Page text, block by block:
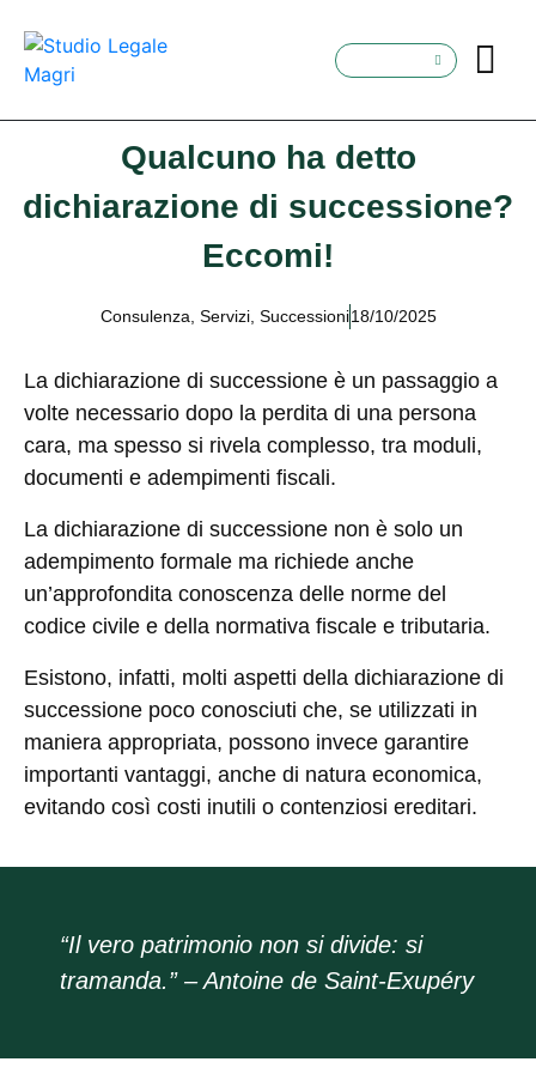
Qualcuno ha detto
dichiarazione di successione?
Eccomi!
Consulenza Servizi, Successioni18/10/2025
La dichiarazione di successione è un passaggio a
volte necessario dopo la perdita di una persona
cara, ma spesso si rivela complesso, tra moduli,
documenti e adempimenti fiscali.
La dichiarazione di successione non è solo un
adempimento formale ma richiede anche
un’approfondita conoscenza delle norme del
codice civile e della normativa fiscale e tributaria.
Esistono, infatti, molti aspetti della dichiarazione di
successione poco conosciuti che, se utilizzati in
maniera appropriata, possono invece garantire
importanti vantaggi, anche di natura economica,
evitando così costi inutili o contenziosi ereditari.
“Il vero patrimonio non si divide: si
tramanda.” – Antoine de Saint-Exupéry